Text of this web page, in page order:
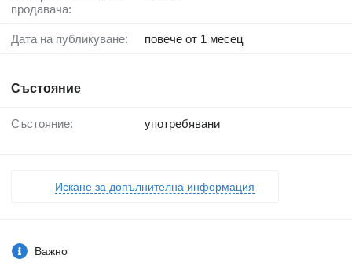
продавача:
Дата на публикуване: повече от 1 месец
Състояние
Състояние: употребявани
Искане за допълнителна информация
Важно